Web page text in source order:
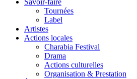
Tournées
Label
Artistes
Actions locales
Charabia Festival
Drama
Actions culturelles
Organisation & Prestation